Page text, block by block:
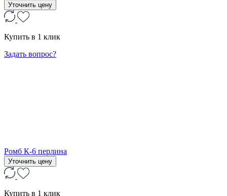
Уточнить цену
Купить в 1 клик
Задать вопрос?
Ромб К-6 перлина
Уточнить цену
Купить в 1 клик